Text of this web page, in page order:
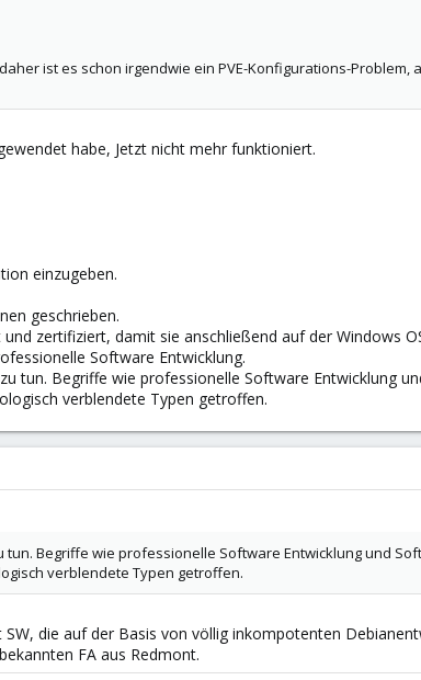
ist es schon irgendwie ein PVE-Konfigurations-Problem,
habe, Jetzt nicht mehr funktioniert.
einzugeben.
geschrieben.
zertifiziert, damit sie anschließend auf der Windows
Software Entwicklung.
tun. Begriffe wie professionelle Software Entwicklung
verblendete Typen getroffen.
Begriffe wie professionelle Software Entwicklung und
verblendete Typen getroffen.
die auf der Basis von völlig inkompotenten
FA aus Redmont.